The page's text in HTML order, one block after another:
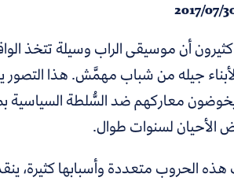
2017/07/
أن موسيقى الراب وسيلة تتخذ
جيله من شباب مهمَّش. هذا
يخوضون معاركهم ضد السُّلطة
الأحيان لسنوات طوال.
الحروب متعددة وأسبابها كثيرة،